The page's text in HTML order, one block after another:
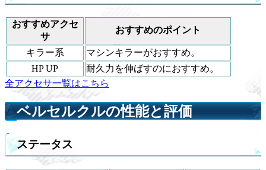
おすすめアクセ
サ
おすすめのポイント
キラー系
マシンキラーがおすすめ。
HP UP
耐久力を伸ばすのにおすすめ。
全アクセサ一覧はこちら
ベルセルクルの性能と評価
ステータス